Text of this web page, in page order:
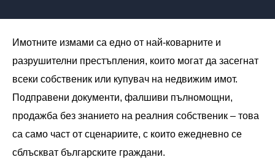
Имотните измами са едно от най-коварните и
разрушителни престъпления, които могат да засегнат
всеки собственик или купувач на недвижим имот.
Подправени документи, фалшиви пълномощни,
продажба без знанието на реалния собственик – това
са само част от сценариите, с които ежедневно се
сблъскват българските граждани.